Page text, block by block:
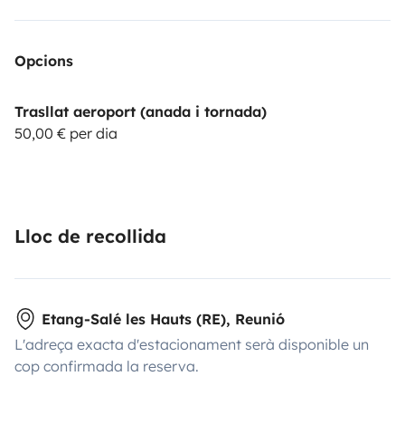
Opcions
Trasllat aeroport (anada i tornada)
50,00 € per dia
Lloc de recollida
Etang-Salé les Hauts (RE), Reunió
L'adreça exacta d'estacionament serà disponible un
cop confirmada la reserva.